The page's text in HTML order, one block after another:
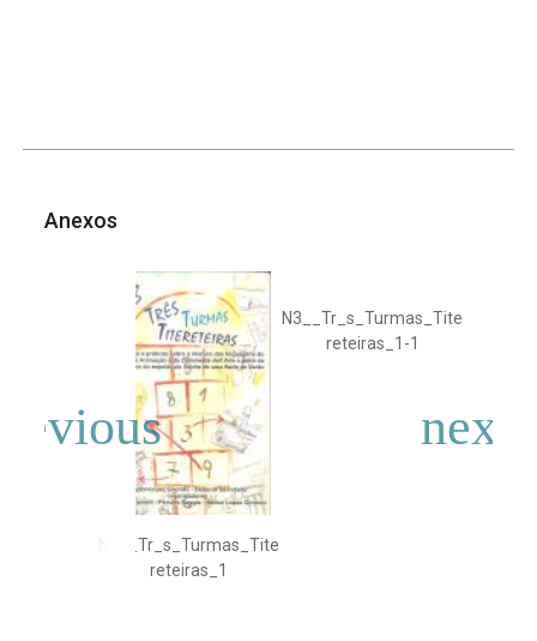
Anexos
N3__Tr_s_Turmas_Tite
reteiras_1
N3__Tr_s_Turmas_Tite
reteiras_1-1